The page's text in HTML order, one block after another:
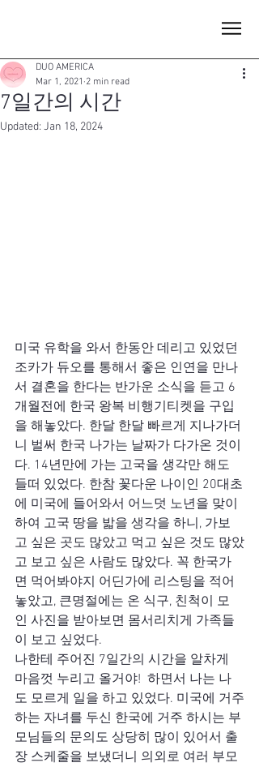
7일간의 시간
DUO AMERICA
Mar 1, 2021 2 min read
Updated: Jan 18, 2024
미국 유학을 와서 한동안 데리고 있었던
조카가 듀오를 통해서 좋은 인연을 만나
서 결혼을 한다는 반가운 소식을 듣고 6
개월전에 한국 왕복 비행기티켓을 구입
을 해놓았다. 한달 한달 빠르게 지나가더
니 벌써 한국 나가는 날짜가 다가온 것이
다. 14년만에 가는 고국을 생각만 해도
들떠 있었다. 한참 꽃다운 나이인 20대초
에 미국에 들어와서 어느덧 노년을 맞이
하여 고국 땅을 밟을 생각을 하니, 가보
고 싶은 곳도 많았고 먹고 싶은 것도 많았
고 보고 싶은 사람도 많았다. 꼭 한국가
면 먹어봐야지 어딘가에 리스팅을 적어
놓았고, 큰명절에는 온 식구, 친척이 모
인 사진을 받아보면 몸서리치게 가족들
이 보고 싶었다.
나한테 주어진 7일간의 시간을 알차게
마음껏 누리고 올거야!  하면서 나는 나
도 모르게 일을 하고 있었다. 미국에 거주
하는 자녀를 두신 한국에 거주 하시는 부
모님들의 문의도 상당히 많이 있어서 출
장 스케줄을 보냈더니 의외로 여러 부모